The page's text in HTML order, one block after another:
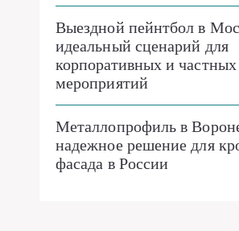
Выездной пейнтбол в
идеальный сценарий для
корпоративных и частных
мероприятий
Металлопрофиль в
надежное решение для
фасада в России